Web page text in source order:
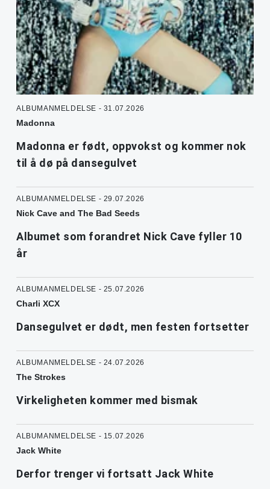
ALBUMANMELDELSE - 31.07.2026
Madonna
Madonna er født, oppvokst og kommer nok
til å dø på dansegulvet
ALBUMANMELDELSE - 29.07.2026
Nick Cave and The Bad Seeds
Albumet som forandret Nick Cave fyller 10
år
ALBUMANMELDELSE - 25.07.2026
Charli XCX
Dansegulvet er dødt, men festen fortsetter
ALBUMANMELDELSE - 24.07.2026
The Strokes
Virkeligheten kommer med bismak
ALBUMANMELDELSE - 15.07.2026
Jack White
Derfor trenger vi fortsatt Jack White